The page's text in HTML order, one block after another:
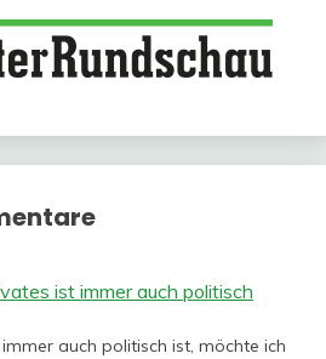
ist immer auch politisch
auch politisch ist, möchte ich